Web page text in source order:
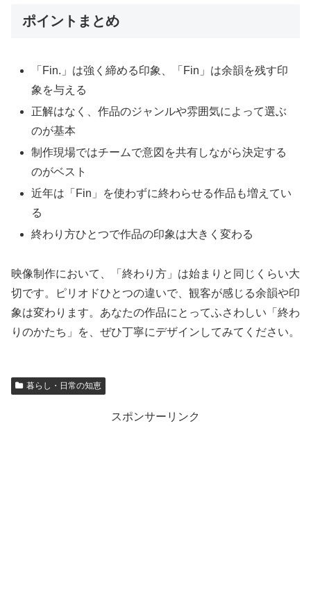
ポイントまとめ
「Fin.」は強く締める印象、「Fin」は余韻を残す印
象を与える
正解はなく、作品のジャンルや雰囲気によって選ぶ
のが基本
制作現場ではチームで意図を共有しながら決定する
のがベスト
近年は「Fin」を使わずに終わらせる作品も増えてい
る
終わり方ひとつで作品の印象は大きく変わる
映像制作において、「終わり方」は始まりと同じくらい大
切です。ピリオドひとつの違いで、観客が感じる余韻や印
象は変わります。あなたの作品にとってふさわしい「終わ
りのかたち」を、ぜひ丁寧にデザインしてみてください。
暮らし・日常の知恵
スポンサーリンク